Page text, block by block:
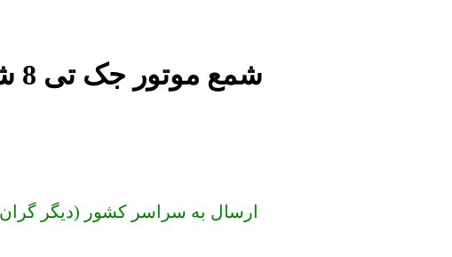
شمع موتور جک تی 8 شرکتی و اصلی در مجموعه جک شاپ
ارسال به سراسر کشور (دیگر گران نخرید) شمع